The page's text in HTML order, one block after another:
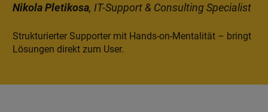
Nikola Pletikosa, IT-Support & Consulting Specialist
Strukturierter Supporter mit Hands-on-Mentalität – bringt
Lösungen direkt zum User.